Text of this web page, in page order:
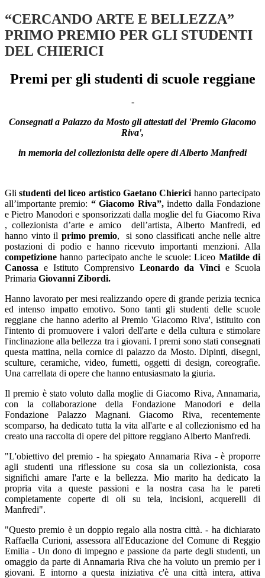
“CERCANDO ARTE E BELLEZZA”
PRIMO PREMIO PER GLI STUDENTI
DEL CHIERICI
Premi per gli studenti di scuole reggiane
-
Consegnati a Palazzo da Mosto gli attestati del 'Premio Giacomo
Riva',
in memoria del collezionista delle opere di Alberto Manfredi
Glistudenti del liceo artistico Gaetano Chierici hanno partecipato
all’importante premio: “ Giacomo Riva”,indetto dalla Fondazione
e Pietro Manodori e sponsorizzati dalla moglie del fu Giacomo Riva
, collezionista d’arte e amico dell’artista, Alberto Manfredi, ed
hanno vinto il primo premio, si sono classificati anche nelle altre
postazioni di podio e hanno ricevuto importanti menzioni. Alla
competizione hanno partecipato anche le scuole: Liceo Matilde di
Canossa e Istituto Comprensivo Leonardo da Vinci e Scuola
Primaria Giovanni Zibordi.
Hanno lavorato per mesi realizzando opere di grande perizia tecnica
ed intenso impatto emotivo. Sono tanti gli studenti delle scuole
reggiane che hanno aderito al Premio 'Giacomo Riva', istituito con
l'intento di promuovere i valori dell'arte e della cultura e stimolare
l'inclinazione alla bellezza tra i giovani. I premi sono stati consegnati
questa mattina, nella cornice di palazzo da Mosto. Dipinti, disegni,
sculture, ceramiche, video, fumetti, oggetti di design, coreografie.
Una carrellata di opere che hanno entusiasmato la giuria.
Il premio è stato voluto dalla moglie di Giacomo Riva, Annamaria,
con la collaborazione della Fondazione Manodori e della
Fondazione Palazzo Magnani.Giacomo Riva, recentemente
scomparso, ha dedicato tutta la vita all'arte e al collezionismo ed ha
creato una raccolta di opere del pittore reggiano Alberto Manfredi.
"L'obiettivo del premio - ha spiegato Annamaria Riva - è proporre
agli studenti una riflessione su cosa sia un collezionista, cosa
significhi amare l'arte e la bellezza. Mio marito ha dedicato la
propria vita a queste passioni e la nostra casa ha le pareti
completamente coperte di oli su tela, incisioni, acquerelli di
Manfredi".
"Questo premio è un doppio regalo alla nostra città. - ha dichiarato
Raffaella Curioni, assessora all'Educazione del Comune di Reggio
Emilia - Un dono di impegno e passione da parte degli studenti, un
omaggio da parte di Annamaria Riva che ha voluto un premio per i
giovani. E intorno a questa iniziativa c'è una città intera, attiva